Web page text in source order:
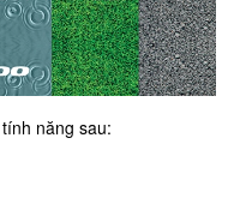
năng sau: